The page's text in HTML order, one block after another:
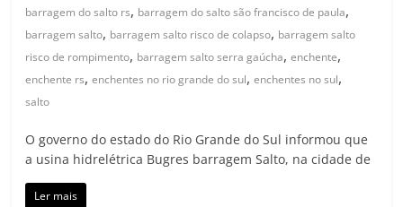
barragem do salto rs, barragem do salto são francisco de paula,
barragem salto, barragem salto risco de colapso, barragem salto
risco de rompimento, barragem salto serra gaúcha,enchente,
enchente rs,enchentes no rio grande do sul,enchentes no sul,
salto
O governo do estado do Rio Grande do Sul informou que
a usina hidrelétrica Bugres barragem Salto, na cidade de
Ler mais